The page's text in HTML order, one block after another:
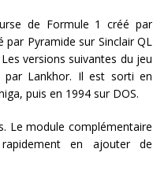
de Formule 1 créé par
Pyramide sur Sinclair QL
versions suivantes du jeu
Lankhor. Il est sorti en
puis en 1994 sur DOS.
Le module complémentaire
en ajouter de